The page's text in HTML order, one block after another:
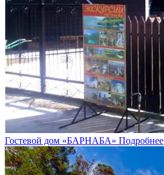
Гостевой дом «БАРНАБА» Подробнее